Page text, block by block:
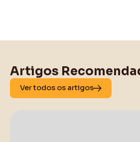
Artigos
Ver todos os artigos